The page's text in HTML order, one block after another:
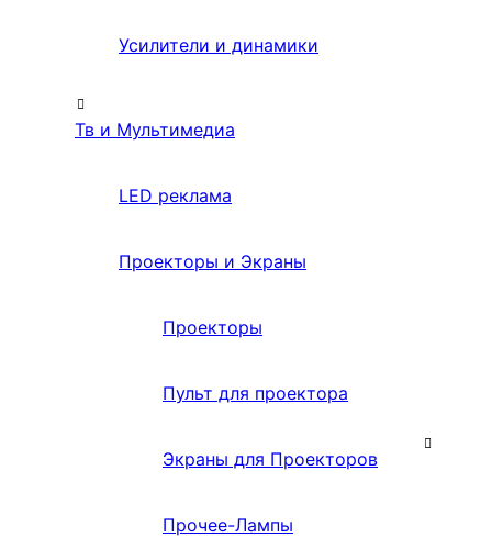
Усилители и динамики
Тв и Мультимедиа
LED реклама
Проекторы и Экраны
Проекторы
Пульт для проектора
Экраны для Проекторов
Прочее-Лампы